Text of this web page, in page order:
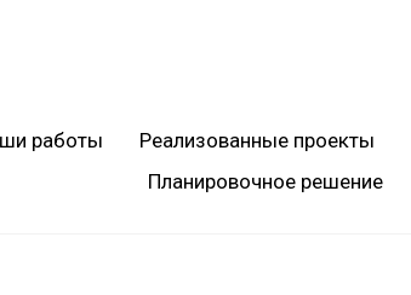
работы Реализованные проекты
Планировочное решение